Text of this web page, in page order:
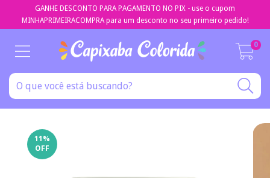
GANHE DESCONTO PARA PAGAMENTO NO PIX - use o cupom
MINHAPRIMEIRACOMPRA para um desconto no seu primeiro pedido!
0
11 %
OFF